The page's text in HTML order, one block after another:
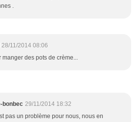
.
28/11/2014 08:06
manger des pots de crème...
bonbec 29/11/2014 18:32
pas un problème pour nous, nous en